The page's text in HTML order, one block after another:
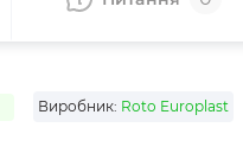
Виробник: Roto Europlast